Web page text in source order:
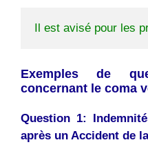
Il est avisé pour les
Exemples de
concernant le coma
Question 1:
après un Accident de